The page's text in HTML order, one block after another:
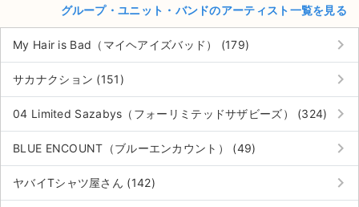
グループ・ユニット・バンドのアーティスト一覧を見る
My Hair is Bad（マイヘアイズバッド） (179) keyboard_arrow_right
サカナクション (151) keyboard_arrow_right
04 Limited Sazabys（フォーリミテッドサザビーズ） (324) keyboard_arrow_right
BLUE ENCOUNT（ブルーエンカウント） (49) keyboard_arrow_right
ヤバイTシャツ屋さん (142) keyboard_arrow_right